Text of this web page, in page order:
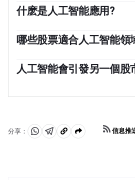
什麽是人工智能應用?
智能平臺，它使用大型語言模型
本的查詢。其中包括ChatGPT和谷
序。其他形式的人工智能利用概率
富狀況和人際關系相關的數據，來
YouTube、Spotify、Facebook和其
智能應用程序，通過收集和組織用
哪些股票適合人工智能領
的計算機芯片，也生產人工智能工
的一些平臺。許多支持者認為，英
的工具。Palantir Technologies是
信息。其Foundry產品被大公司用於
據，用於預測分析和發現異常情況
人工智能會引發另一個股
的股票開始上漲。例如，英偉達在
勒(Stanley Druckenmiller)持有
資，他說泡沫不會只持續六個月。
分享：
分 分 複
信息推